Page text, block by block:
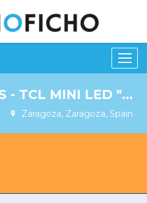
TV 85 PULGADAS - TCL MINI LED " GAMA ALTA " MODELO 85C805 - ¡ PANTALLA ROTA !
Zaragoza, Zaragoza, Spain